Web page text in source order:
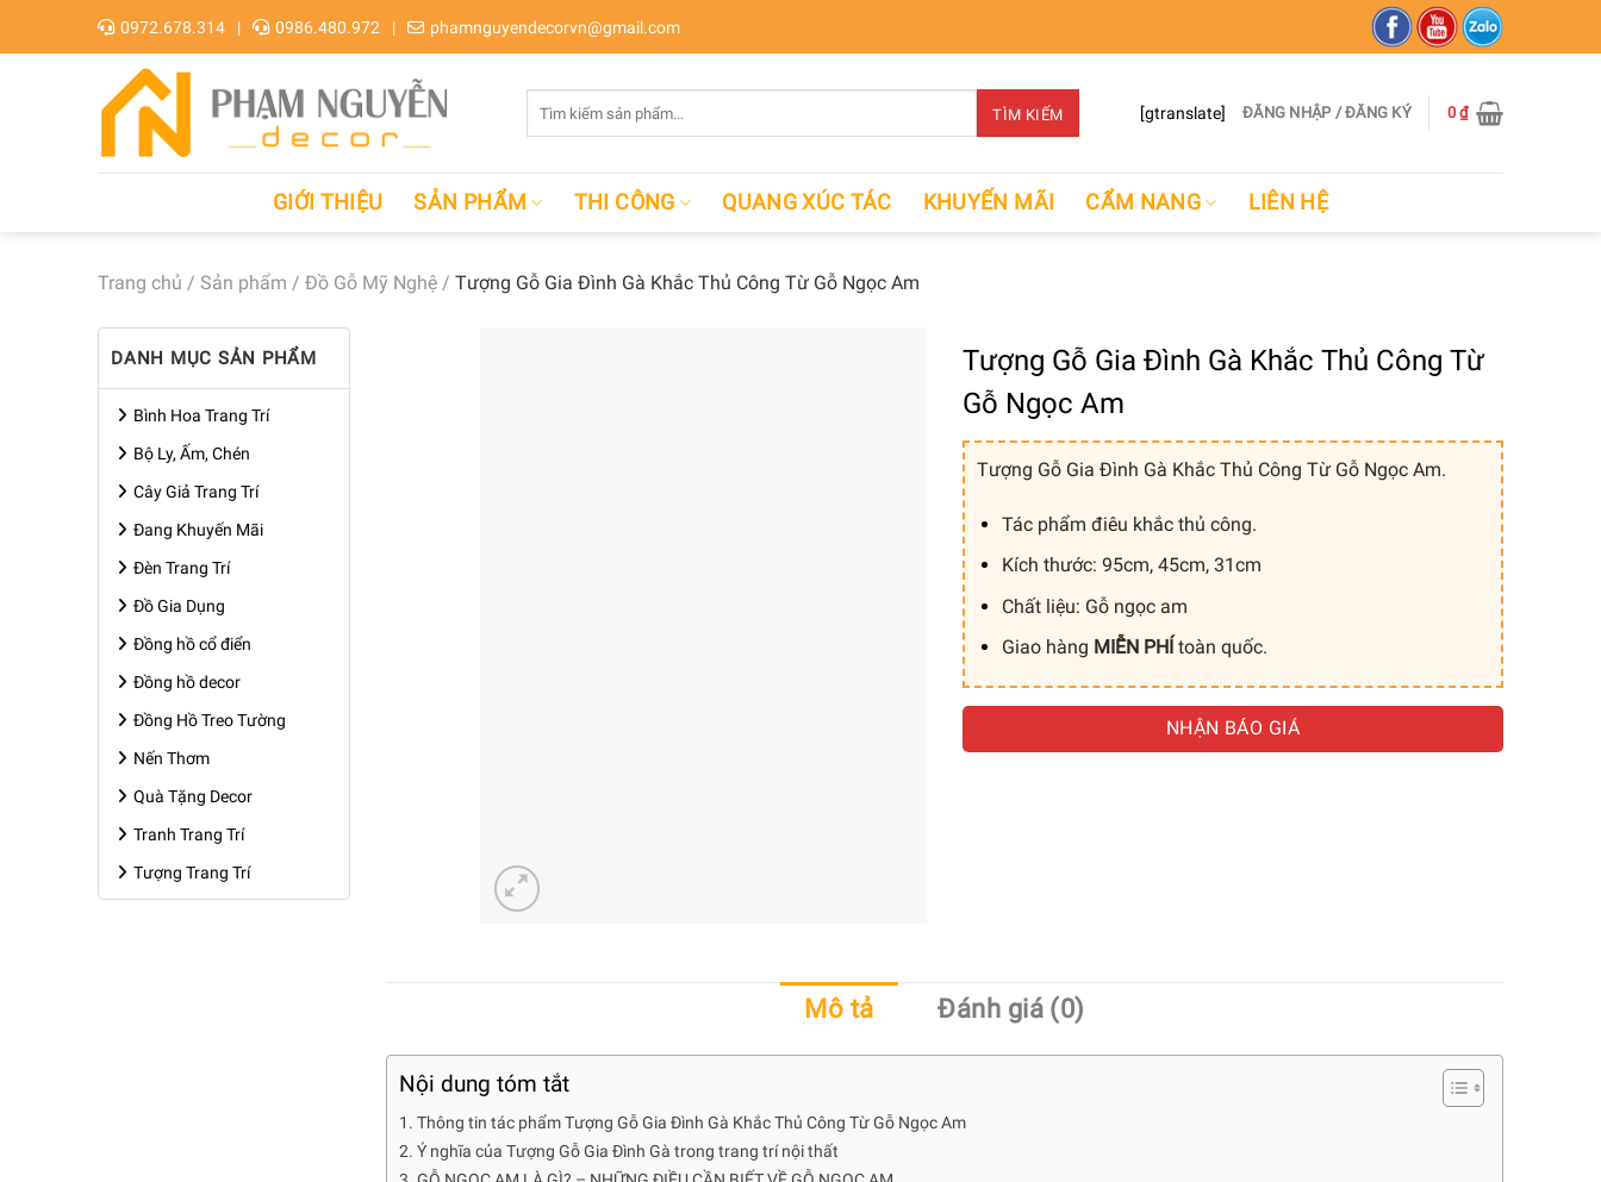
0972.678.314 0986.480.972 phamnguyendecorvn@gmail.com
Tìm
kiếm:
TÌM KIẾM [gtranslate] ĐĂNG NHẬP / ĐĂNG KÝ 0₫
GIỚI THIỆU SẢN PHẨM THI CÔNG QUANG XÚC TÁC KHUYẾN MÃI CẨM NANG LIÊN HỆ
Trang chủ / Sản phẩm / Đồ Gỗ Mỹ Nghệ / Tượng Gỗ Gia Đình Gà Khắc Thủ Công Từ Gỗ Ngọc Am
DANH MỤC SẢN PHẨM
Bình Hoa Trang Trí
Bộ Ly, Ấm, Chén
Cây Giả Trang Trí
Đang Khuyến Mãi
Đèn Trang Trí
Đồ Gia Dụng
Đồng hồ cổ điển
Đồng hồ decor
Đồng Hồ Treo Tường
Nến Thơm
Quà Tặng Decor
Tranh Trang Trí
Tượng Trang Trí
Tượng Gỗ Gia Đình Gà Khắc Thủ Công Từ
Gỗ Ngọc Am
Tượng Gỗ Gia Đình Gà Khắc Thủ Công Từ Gỗ Ngọc Am.
Tác phẩm điêu khắc thủ công.
Kích thước: 95cm, 45cm, 31cm
Chất liệu: Gỗ ngọc am
Giao hàng MIỄN PHÍ toàn quốc.
NHẬN BÁO GIÁ
Mô tả Đánh giá (0)
Nội dung tóm tắt
Thông tin tác phẩm Tượng Gỗ Gia Đình Gà Khắc Thủ Công Từ Gỗ Ngọc Am
Ý nghĩa của Tượng Gỗ Gia Đình Gà trong trang trí nội thất